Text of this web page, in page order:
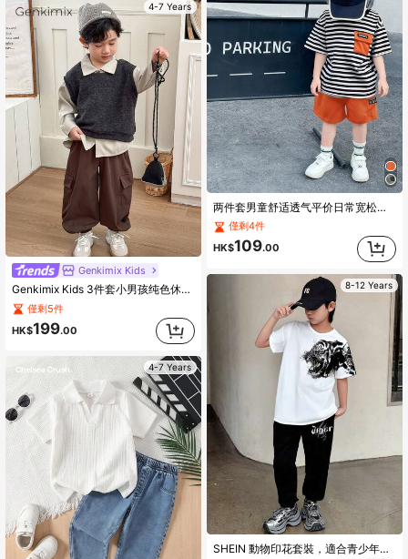
4-7 Years
Genkimix Kids
Genkimix Kids 3件套小男孩纯色休闲背心+纯色休闲衬衫+口袋装饰休闲锥形裤套装
僅剩5件
HK$199.00
4-7 Years
两件套男童舒适透气平价日常宽松条纹短袖T恤和休闲工装短裤套装，适合春夏季节，适合日常穿着、运动、校园、聚会、节日、演出和摄影。
僅剩4件
HK$109.00
8-12 Years
SHEIN 動物印花套裝，適合青少年男生，包括短袖圓領T恤和長褲，適用於夏季